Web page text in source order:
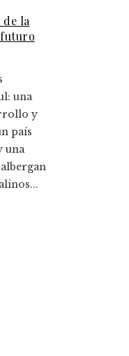
de la
una
y
país
una